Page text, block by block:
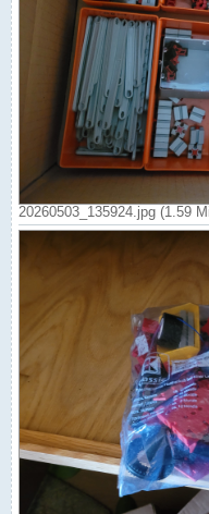
20260503_135924.jpg (1.59